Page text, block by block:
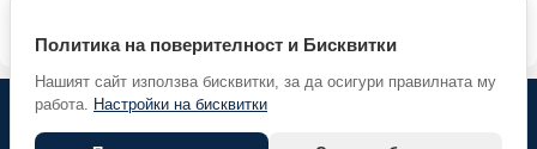
© 2026 Предприемач.БГ |
запазени. |Гласувай за нас
Политика на поверителност и Бисквитки
Нашият сайт използва бисквитки, за да осигури правилната му
работа. Настройки на бисквитки